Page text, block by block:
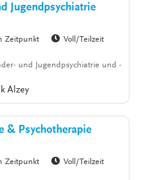
Jugendpsychiatrie
Zeitpunkt
Voll/Teilzeit
und Jugendpsychiatrie und -
Alzey
& Psychotherapie
Zeitpunkt
Voll/Teilzeit